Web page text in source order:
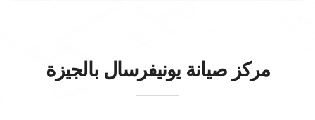
مركز صيانةيونيفرسال بالجيزة